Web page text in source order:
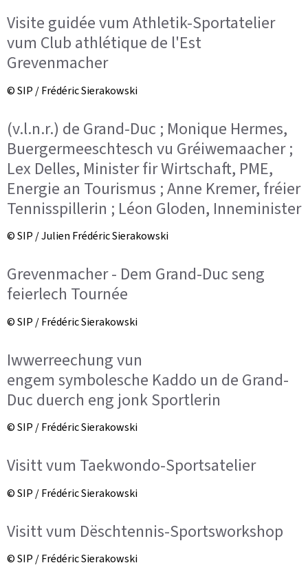
Visite guidée vum Athletik-Sportatelier
vum Club athlétique de l'Est
Grevenmacher
© SIP / Frédéric Sierakowski
(v.l.n.r.) de Grand-Duc ; Monique Hermes,
Buergermeeschtesch vu Gréiwemaacher ;
Lex Delles, Minister fir Wirtschaft, PME,
Energie an Tourismus ; Anne Kremer, fréier
Tennisspillerin ; Léon Gloden, Inneminister
© SIP / Julien Frédéric Sierakowski
Grevenmacher - Dem Grand-Duc seng
feierlech Tournée
© SIP / Frédéric Sierakowski
Iwwerreechung vun
engem symbolesche Kaddo un de Grand-
Duc duerch eng jonk Sportlerin
© SIP / Frédéric Sierakowski
Visitt vum Taekwondo-Sportsatelier
© SIP / Frédéric Sierakowski
Visitt vum Dëschtennis-Sportsworkshop
© SIP / Frédéric Sierakowski